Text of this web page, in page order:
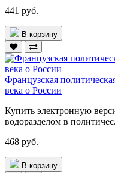
441 руб.
В корзину
Французская
века о России
Купить электронную
водоразделом в
468 руб.
В корзину